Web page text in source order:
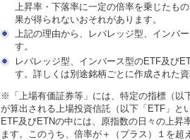
上昇率・下落率に一定の倍率を乗じたも
果が得られないおそれがあります。
上記の理由から、レバレッジ型、インバ
す。
レバレッジ型、インバース型のETF及び
す。詳しくは別途銘柄ごとに作成された
※「上場有価証券等」には、特定の指標（以
が算出される上場投資信託（以下「ETF」と
ETF及びETNの中には、原指数の日々の上昇
ます。このうち、倍率が＋（プラス）１を